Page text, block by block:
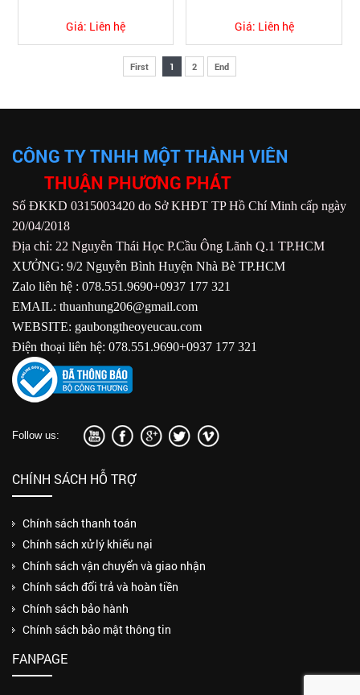
Giá: Liên hệ Giá: Liên hệ
First 1 2 End
CÔNG TY TNHH MỘT THÀNH VIÊN
THUẬN PHƯƠNG PHÁT
Số ĐKKD 0315003420 do Sở KHĐT TP Hồ Chí Minh cấp ngày
20/04/2018
Địa chỉ: 22 Nguyễn Thái Học P.Cầu Ông Lãnh Q.1 TP.HCM
XƯỞNG: 9/2 Nguyễn Bình Huyện Nhà Bè TP.HCM
Zalo liên hệ : 078.551.9690+0937 177 321
EMAIL: thuanhung206@gmail.com
WEBSITE: gaubongtheoyeucau.com
Điện thoại liên hệ: 078.551.9690+0937 177 321
Follow us:
CHÍNH SÁCH HỖ TRỢ
Chính sách thanh toán
Chính sách xử lý khiếu nại
Chính sách vận chuyển và giao nhận
Chính sách đổi trả và hoàn tiền
Chính sách bảo hành
Chính sách bảo mật thông tin
FANPAGE